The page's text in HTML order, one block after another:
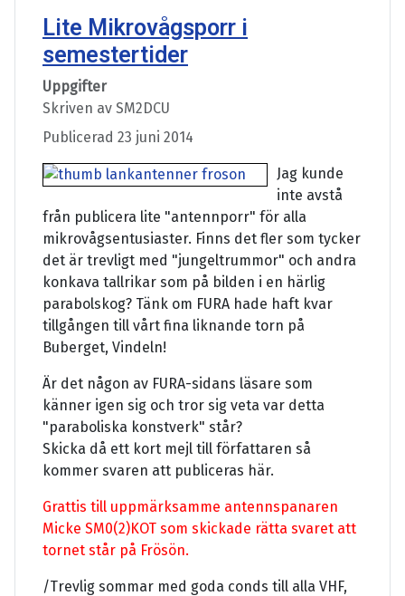
Lite Mikrovågsporr i
semestertider
Uppgifter
Skriven av SM2DCU
Publicerad 23 juni 2014
Jag kunde
inte avstå
från publicera lite "antennporr" för alla
mikrovågsentusiaster. Finns det fler som tycker
det är trevligt med "jungeltrummor" och andra
konkava tallrikar som på bilden i en härlig
parabolskog? Tänk om FURA hade haft kvar
tillgången till vårt fina liknande torn på
Buberget, Vindeln!
Är det någon av FURA-sidans läsare som
känner igen sig och tror sig veta var detta
"paraboliska konstverk" står?
Skicka då ett kort mejl till författaren så
kommer svaren att publiceras här.
Grattis till uppmärksamme antennspanaren
Micke SM0(2)KOT som skickade rätta svaret att
tornet står på Frösön.
/Trevlig sommar med goda conds till alla VHF,